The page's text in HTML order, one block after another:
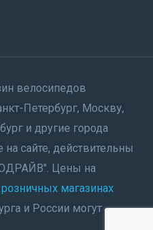
велосипедов
Петербург, Москву,
и другие города
сайте, действительны
Цены на
розничных магазинах
и России могут